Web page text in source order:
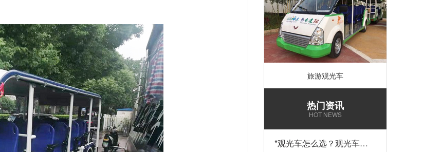
旅游观光车
热门资讯
HOT NEWS
*观光车怎么选？观光车多